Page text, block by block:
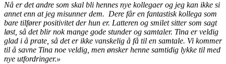
Nå er det andre som skal bli hennes nye kollegaer og jeg kan ikke si
annet enn at jeg misunner dem. Dere får en fantastisk kollega som
bare tilfører positivitet der hun er. Latteren og smilet sitter som sagt
løst, så det blir nok mange gode stunder og samtaler. Tina er veldig
glad i å prate, så det er ikke vanskelig å få til en samtale. Vi kommer
til å savne Tina noe veldig, men ønsker henne samtidig lykke til med
nye utfordringer.»